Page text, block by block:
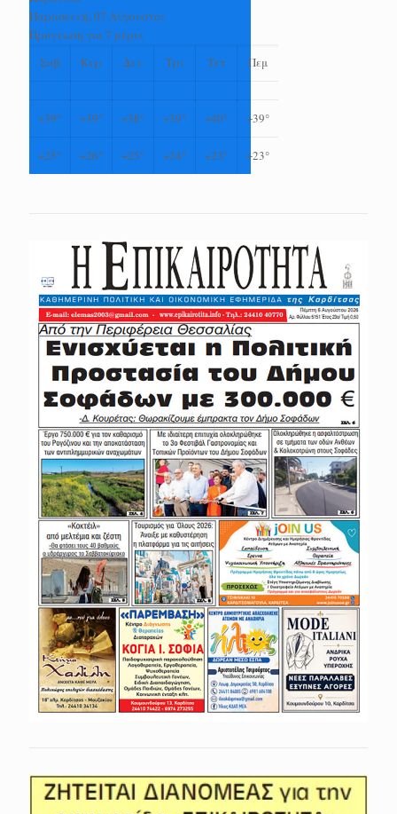
Παρασκευή, 07 Αύγουστος
Πρόγνωση για 7 μέρες
Σαβ
Κυρ Δευ Τρι Τετ Πεμ
+39° +39° +38° +39° +40° +39°
+25° +26° +25° +24° +23° +23°